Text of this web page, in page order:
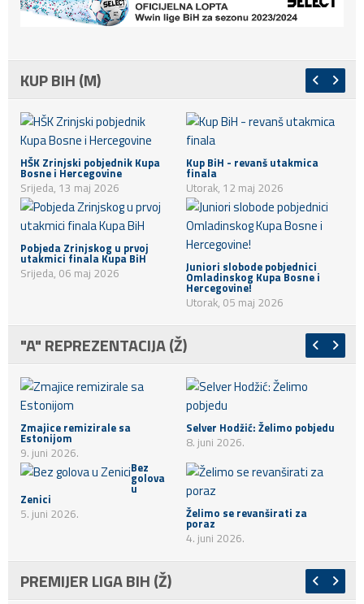
KUP BIH (M)
HŠK Zrinjski pobjednik Kupa
Bosne i Hercegovine
Srijeda, 13 maj 2026
Kup BiH - revanš utakmica
finala
Utorak, 12 maj 2026
Pobjeda Zrinjskog u prvoj
utakmici finala Kupa BiH
Srijeda, 06 maj 2026
Juniori slobode pobjednici
Omladinskog Kupa Bosne i
Hercegovine!
Utorak, 05 maj 2026
"A" REPREZENTACIJA (Ž)
Zmajice remizirale sa
Estonijom
9. juni 2026.
Selver Hodžić: Želimo pobjedu
8. juni 2026.
Bez
golova
u
Zenici
5. juni 2026.
Želimo se revanširati za
poraz
4. juni 2026.
PREMIJER LIGA BIH (Ž)